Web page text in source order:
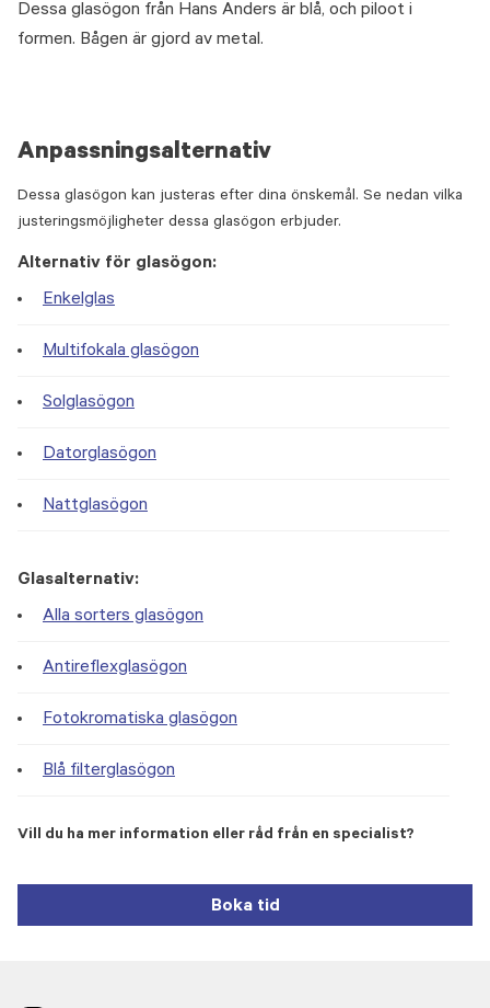
Dessa glasögon från Hans Anders är blå, och piloot i
formen. Bågen är gjord av metal.
Anpassningsalternativ
Dessa glasögon kan justeras efter dina önskemål. Se nedan vilka
justeringsmöjligheter dessa glasögon erbjuder.
Alternativ för glasögon:
Enkelglas
Multifokala glasögon
Solglasögon
Datorglasögon
Nattglasögon
Glasalternativ:
Alla sorters glasögon
Antireflexglasögon
Fotokromatiska glasögon
Blå filterglasögon
Vill du ha mer information eller råd från en specialist?
Boka tid